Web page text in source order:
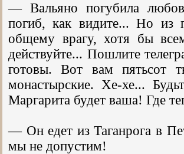
— Вальяно погубила
погиб, как видите... Но из
общему врагу, хотя бы
действуйте... Пошлите
готовы. Вот вам пятьсот
монастырские. Хе-хе...
Маргарита будет ваша! Где
— Он едет из Таганрога в
мы не допустим!